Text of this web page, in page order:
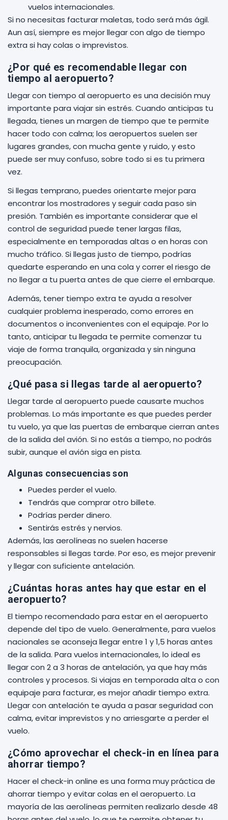
vuelos internacionales.
Si no necesitas facturar maletas, todo será más ágil.
Aun así, siempre es mejor llegar con algo de tiempo
extra si hay colas o imprevistos.
¿Por qué es recomendable llegar con
tiempo al aeropuerto?
Llegar con tiempo al aeropuerto es una decisión muy
importante para viajar sin estrés. Cuando anticipas tu
llegada, tienes un margen de tiempo que te permite
hacer todo con calma; los aeropuertos suelen ser
lugares grandes, con mucha gente y ruido, y esto
puede ser muy confuso, sobre todo si es tu primera
vez.
Si llegas temprano, puedes orientarte mejor para
encontrar los mostradores y seguir cada paso sin
presión. También es importante considerar que el
control de seguridad puede tener largas filas,
especialmente en temporadas altas o en horas con
mucho tráfico. Si llegas justo de tiempo, podrías
quedarte esperando en una cola y correr el riesgo de
no llegar a tu puerta antes de que cierre el embarque.
Además, tener tiempo extra te ayuda a resolver
cualquier problema inesperado, como errores en
documentos o inconvenientes con el equipaje. Por lo
tanto, anticipar tu llegada te permite comenzar tu
viaje de forma tranquila, organizada y sin ninguna
preocupación.
¿Qué pasa si llegas tarde al aeropuerto?
Llegar tarde al aeropuerto puede causarte muchos
problemas. Lo más importante es que puedes perder
tu vuelo, ya que las puertas de embarque cierran antes
de la salida del avión. Si no estás a tiempo, no podrás
subir, aunque el avión siga en pista.
Algunas consecuencias son
Puedes perder el vuelo.
Tendrás que comprar otro billete.
Podrías perder dinero.
Sentirás estrés y nervios.
Además, las aerolíneas no suelen hacerse
responsables si llegas tarde. Por eso, es mejor prevenir
y llegar con suficiente antelación.
¿Cuántas horas antes hay que estar en el
aeropuerto?
El tiempo recomendado para estar en el aeropuerto
depende del tipo de vuelo. Generalmente, para vuelos
nacionales se aconseja llegar entre 1 y 1,5 horas antes
de la salida. Para vuelos internacionales, lo ideal es
llegar con 2 a 3 horas de antelación, ya que hay más
controles y procesos. Si viajas en temporada alta o con
equipaje para facturar, es mejor añadir tiempo extra.
Llegar con antelación te ayuda a pasar seguridad con
calma, evitar imprevistos y no arriesgarte a perder el
vuelo.
¿Cómo aprovechar el check-in en línea para
ahorrar tiempo?
Hacer el check-in online es una forma muy práctica de
ahorrar tiempo y evitar colas en el aeropuerto. La
mayoría de las aerolíneas permiten realizarlo desde 48